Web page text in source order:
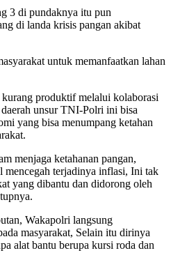
3 di pundaknya itu pun
di landa krisis pangan akibat
untuk memanfaatkan lahan
produktif melalui kolaborasi
unsur TNI-Polri ini bisa
yang bisa menumpang ketahan
menjaga ketahanan pangan,
mencegah terjadinya inflasi, Ini tak
yang dibantu dan didorong oleh
Wakapolri langsung
masyarakat, Selain itu dirinya
alat bantu berupa kursi roda dan